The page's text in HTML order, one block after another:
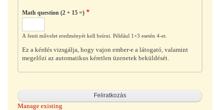
Math question (2 + 15 =)
A fenti művelet eredményét kell beírni. Például 1+3 esetén 4-et.
Ez a kérdés vizsgálja, hogy vajon ember-e a látogató, valamint
megelőzi az automatikus kéretlen üzenetek beküldését.
Manage existing